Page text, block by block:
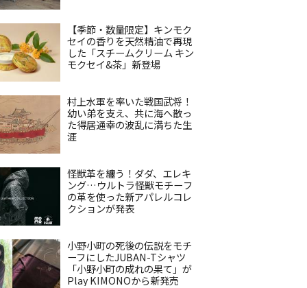
【季節・数量限定】キンモク
セイの香りを天然精油で再現
した「スチームクリーム キン
モクセイ&茶」新登場
村上水軍を率いた戦国武将！
幼い弟を支え、共に海へ散っ
た得居通幸の波乱に満ちた生
涯
怪獣革を纏う！ダダ、エレキ
ング…ウルトラ怪獣モチーフ
の革を使った新アパレルコレ
クションが発表
小野小町の死後の伝説をモチ
ーフにしたJUBAN-Tシャツ
「小野小町の成れの果て」が
Play KIMONOから新発売